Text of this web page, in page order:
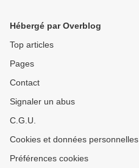
Hébergé par Overblog
Top articles
Pages
Contact
Signaler un abus
C.G.U.
Cookies et données personnelles
Préférences cookies